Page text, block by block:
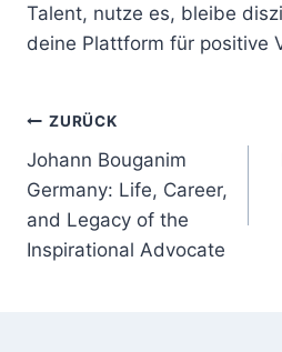
Talent, nutze es, bleibe
deine Plattform für positive
ZURÜCK
Johann Bouganim
Germany: Life, Career,
and Legacy of the
Inspirational Advocate